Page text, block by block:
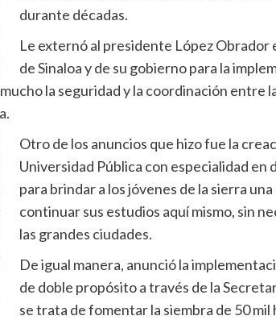
durante décadas.
Le externó al presidente López Obrador
de Sinaloa y de su gobierno para la
la seguridad y la coordinación entre
Otro de los anuncios que hizo fue la
Universidad Pública con especialidad en
para brindar a los jóvenes de la sierra
continuar sus estudios aquí mismo, sin
las grandes ciudades.
De igual manera, anunció la
de doble propósito a través de la
se trata de fomentar la siembra de 50 mil